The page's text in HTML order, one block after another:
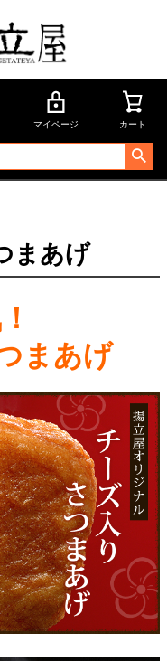
マイページ カート
まあげ
まあげ